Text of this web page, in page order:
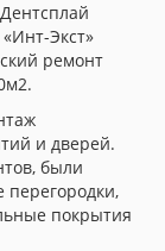
Экст»
ремонт
и дверей.
были
перегородки,
покрытия